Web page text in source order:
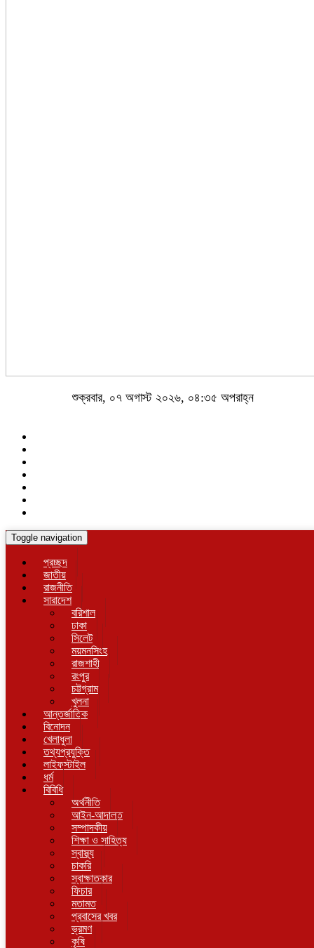
শুক্রবার, ০৭ অগাস্ট ২০২৬, ০৪:৩৫ অপরাহ্ন
Toggle navigation
প্রচ্ছদ
জাতীয়
রাজনীতি
সারাদেশ
বরিশাল
ঢাকা
সিলেট
ময়মনসিংহ
রাজশাহী
রংপুর
চট্টগ্রাম
খুলনা
আন্তর্জাতিক
বিনোদন
খেলাধুলা
তথ্যপ্রযুক্তি
লাইফস্টাইল
ধর্ম
বিবিধি
অর্থনীতি
আইন-আদালত
সম্পাদকীয়
শিক্ষা ও সাহিত্য
স্বাস্থ্য
চাকরি
স্বাক্ষাতকার
ফিচার
মতামত
প্রবাসের খবর
ভ্রমণ
কৃষি